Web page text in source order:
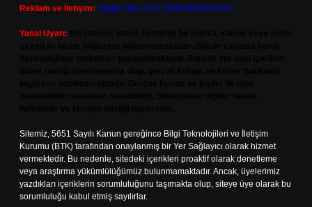
Reklam ve İletişim: Skype: live:.cid.575569c608265c69
Yasal Uyarı:
Sitemiz, 5651 Sayılı Kanun gereğince Bilgi Teknolojileri ve İletişim
Kurumu (BTK) tarafından onaylanmış bir Yer Sağlayıcı olarak hizmet
vermektedir. Bu nedenle, sitedeki içerikleri proaktif olarak denetleme
veya araştırma yükümlülüğümüz bulunmamaktadır. Ancak, üyelerimiz
yazdıkları içeriklerin sorumluluğunu taşımakta olup, siteye üye olarak bu
sorumluluğu kabul etmiş sayılırlar.